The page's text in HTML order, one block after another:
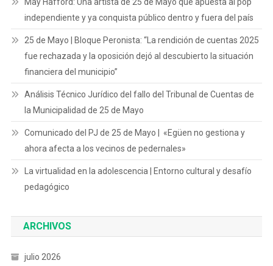
independiente y ya conquista público dentro y fuera del país
25 de Mayo | Bloque Peronista: “La rendición de cuentas 2025
fue rechazada y la oposición dejó al descubierto la situación
financiera del municipio”
Análisis Técnico Jurídico del fallo del Tribunal de Cuentas de
la Municipalidad de 25 de Mayo
Comunicado del PJ de 25 de Mayo | «Egüen no gestiona y
ahora afecta a los vecinos de pedernales»
La virtualidad en la adolescencia | Entorno cultural y desafío
pedagógico
ARCHIVOS
julio 2026